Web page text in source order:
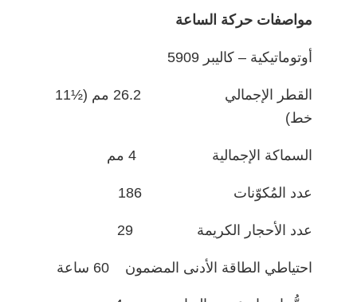
مواصفات حركة الساعة
أوتوماتيكية – كاليبر 5909
القطر الإجمالي 26.2 مم (½11
خط)
السماكة الإجمالية 4 مم
عدد المُكوّنات 186
عدد الأحجار الكريمة 29
احتياطي الطاقة الأدنى المضمون 60 ساعة